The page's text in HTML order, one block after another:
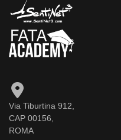
Via Tiburtina 912,
CAP 00156,
ROMA